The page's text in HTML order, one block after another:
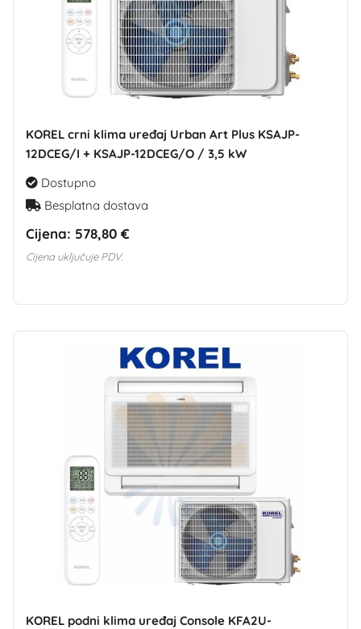
KOREL crni klima uređaj Urban Art Plus KSAJP-
12DCEG/I + KSAJP-12DCEG/O / 3,5 kW
Dostupno
Besplatna dostava
Cijena: 578,80 €
Cijena uključuje PDV.
KOREL podni klima uređaj Console KFA2U-